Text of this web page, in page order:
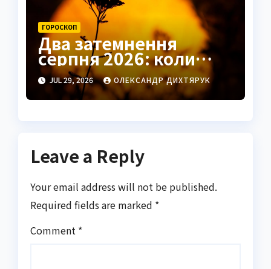
ГОРОСКОП
Два затемнення
серпня 2026: коли
чекати удачі в коханні
та грошах
JUL 29, 2026 ОЛЕКСАНДР ДИХТЯРУК
Leave a Reply
Your email address will not be published.
Required fields are marked *
Comment *